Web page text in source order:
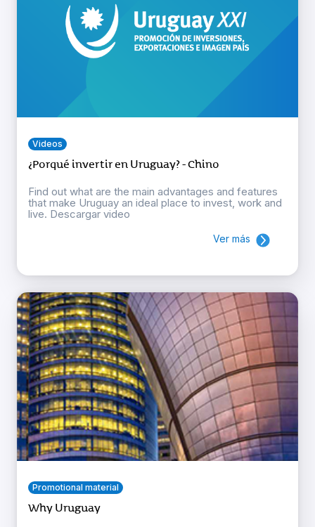
Videos
¿Porqué invertir en Uruguay? - Chino
Find out what are the main advantages and features
that make Uruguay an ideal place to invest, work and
live. Descargar video
Ver más
Promotional material
Why Uruguay